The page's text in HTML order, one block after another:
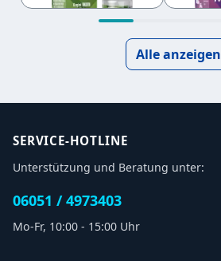
Alle anzeigen
SERVICE-HOTLINE
Unterstützung und Beratung unter:
06051 / 4973403
Mo-Fr, 10:00 - 15:00 Uhr